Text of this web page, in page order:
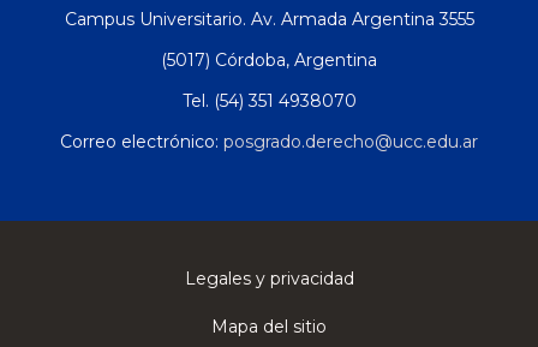
Campus Universitario. Av. Armada Argentina 3555
(5017) Córdoba, Argentina
Tel. (54) 351 4938070
Correo electrónico: posgrado.derecho@ucc.edu.ar
Legales y privacidad
Mapa del sitio